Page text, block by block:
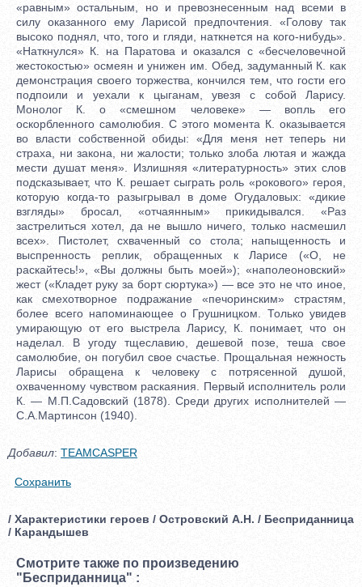
«равным» остальным, но и превознесенным над всеми в
силу оказанного ему Ларисой предпочтения. «Голову так
высоко поднял, что, того и гляди, наткнется на кого-нибудь».
«Наткнулся» К. на Паратова и оказался с «бесчеловечной
жестокостью» осмеян и унижен им. Обед, задуманный К. как
демонстрация своего торжества, кончился тем, что гости его
подпоили и уехали к цыганам, увезя с собой Ларису.
Монолог К. о «смешном человеке» — вопль его
оскорбленного самолюбия. С этого момента К. оказывается
во власти собственной обиды: «Для меня нет теперь ни
страха, ни закона, ни жалости; только злоба лютая и жажда
мести душат меня». Излишняя «литературность» этих слов
подсказывает, что К. решает сыграть роль «рокового» героя,
которую когда-то разыгрывал в доме Огудаловых: «дикие
взгляды» бросал, «отчаянным» прикидывался. «Раз
застрелиться хотел, да не вышло ничего, только насмешил
всех». Пистолет, схваченный со стола; напыщенность и
выспренность реплик, обращенных к Ларисе («О, не
раскайтесь!», «Вы должны быть моей»); «наполеоновский»
жест («Кладет руку за борт сюртука») — все это не что иное,
как смехотворное подражание «печоринским» страстям,
более всего напоминающее о Грушницком. Только увидев
умирающую от его выстрела Ларису, К. понимает, что он
наделал. В угоду тщеславию, дешевой позе, теша свое
самолюбие, он погубил свое счастье. Прощальная нежность
Ларисы обращена к человеку с потрясенной душой,
охваченному чувством раскаяния. Первый исполнитель роли
К. — М.П.Садовский (1878). Среди других исполнителей —
С.А.Мартинсон (1940).
Добавил: TEAMCASPER
Сохранить
/ Характеристики героев / Островский А.Н. / Бесприданница
/ Карандышев
Смотрите также по произведению
"Бесприданница" :